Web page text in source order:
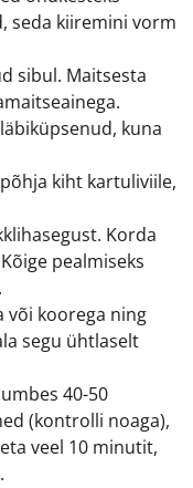
seda kiiremini vorm
sibul. Maitsesta
kuna
kiht kartuliviile,
Korda
pealmiseks
või koorega ning
segu ühtlaselt
40-50
(kontrolli noaga),
veel 10 minutit,